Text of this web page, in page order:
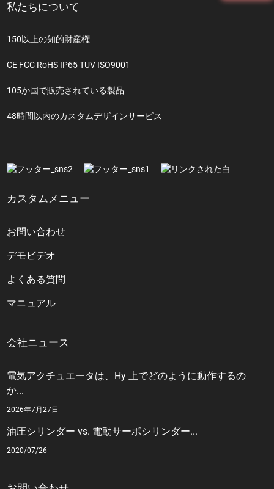
私たちについて
150以上の知的財産権
CE FCC RoHS IP65 TUV ISO9001
105か国で販売されている製品
48時間以内のカスタムデザインサービス
カスタムメニュー
お問い合わせ
デモビデオ
よくある質問
マニュアル
会社ニュース
電気アクチュエータは、Hy 上でどのように動作するの
か...
2026年7月27日
油圧シリンダー vs. 電動サーボシリンダー...
2020/07/26